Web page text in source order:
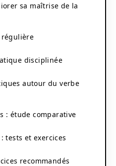
sa maîtrise de la
régulière
disciplinée
autour du verbe
: étude comparative
tests et exercices
recommandés